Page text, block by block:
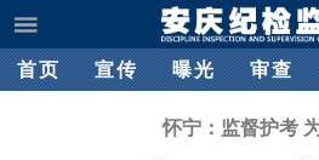
首页 宣传 曝光 审查
怀宁：监督护考